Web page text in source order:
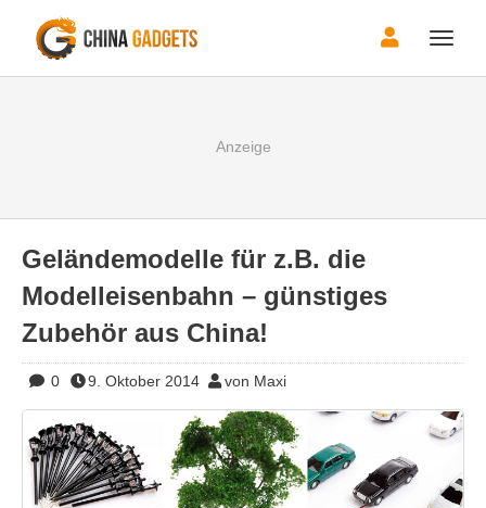
Toggle
Geländemodelle für z.B. die
Modelleisenbahn – günstiges
Zubehör aus China!
0 9. Oktober 2014 von Maxi